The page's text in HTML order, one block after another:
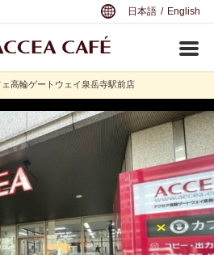
日本語 / English
高輪ゲートウェイ泉岳寺駅前店